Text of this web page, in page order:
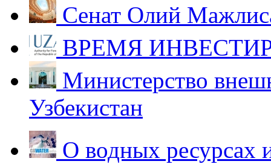
Сенат Олий
ВРЕМЯ
Министерство
Узбекистан
О водных ресурсах